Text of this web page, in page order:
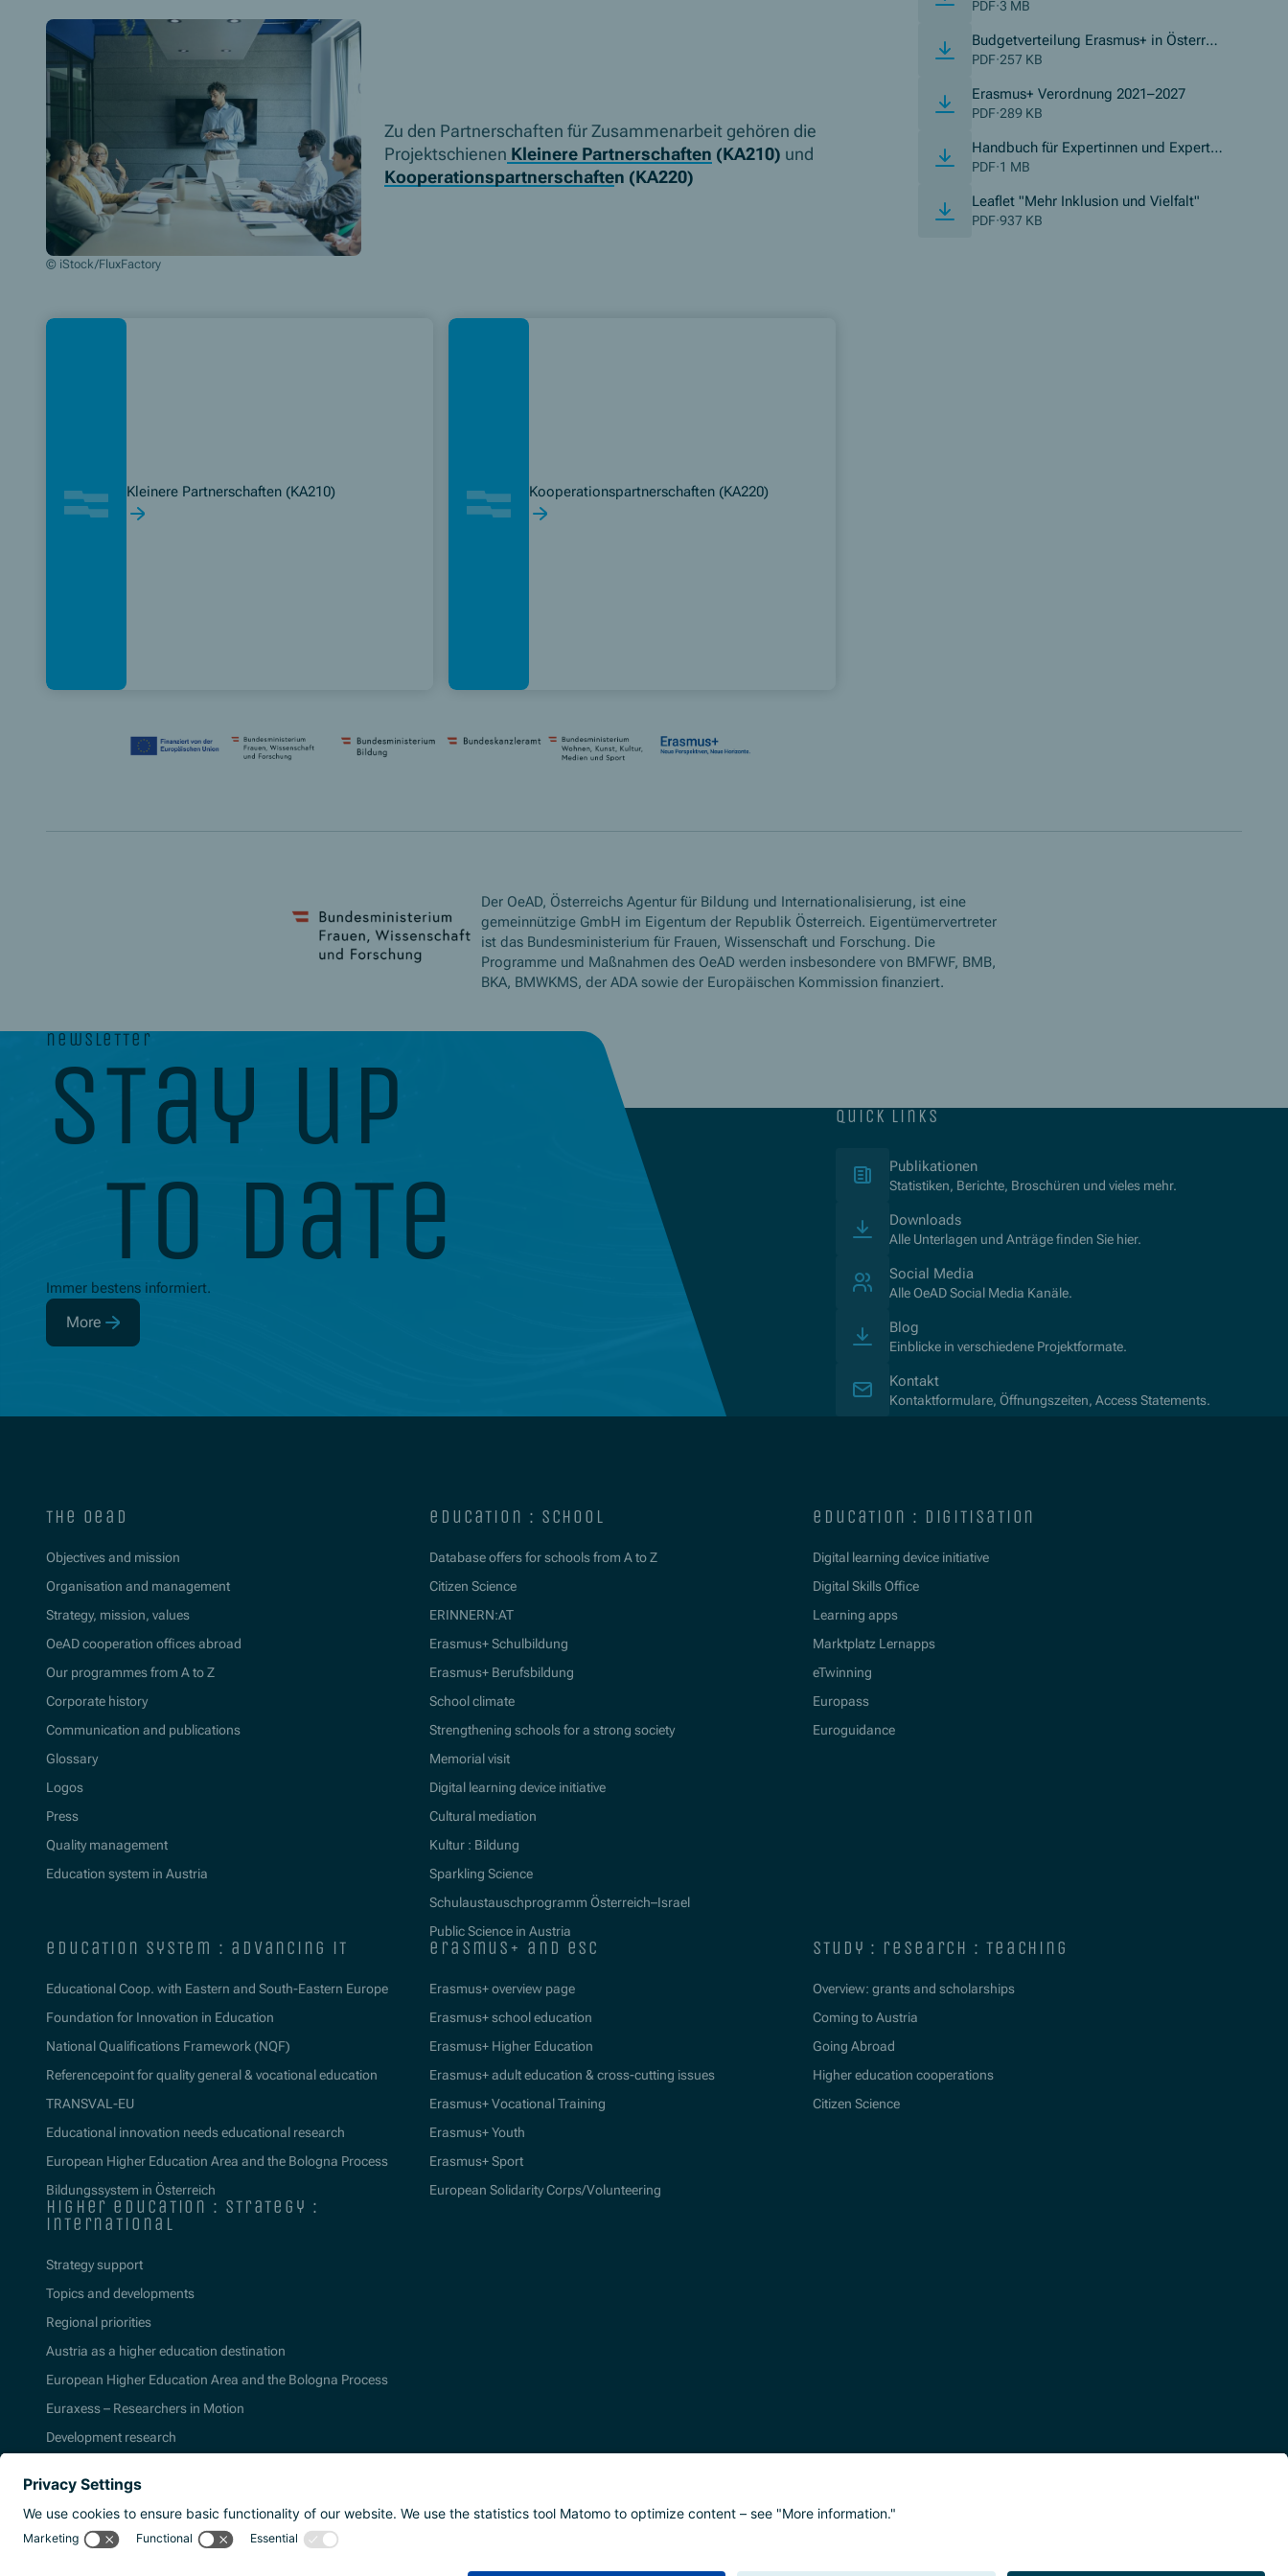
© iStock/FluxFactory
Zu den Partnerschaften für Zusammenarbeit gehören die
Projektschienen Kleinere Partnerschaften (KA210) und
Kooperationspartnerschaften (KA220)
Kleinere Partnerschaften (KA210) Kooperationspartnerschaften (KA220)
N)(Opens in new window)
PDF·3 MB
Budgetverteilung Erasmus+ in Österrei
ch Antragsjahr 2026
PDF·257 KB
Erasmus+ Verordnung 2021–2027(Opens in new
PDF·289 KB
Handbuch für Expertinnen und Experte
n(Opens in new window)
PDF·1 MB
Leaflet "Mehr Inklusion und Vielfalt"(Opens in
PDF·937 KB
Der OeAD, Österreichs Agentur für Bildung und Internationalisierung, ist eine
gemeinnützige GmbH im Eigentum der Republik Österreich. Eigentümervertreter
ist das Bundesministerium für Frauen, Wissenschaft und Forschung. Die
Programme und Maßnahmen des OeAD werden insbesondere von BMFWF, BMB,
BKA, BMWKMS, der ADA sowie der Europäischen Kommission finanziert.
newsletter
stay up
to date
Immer bestens informiert.
More
(Opens in new window)
quick links
Publikationen(Opens in new window)
Statistiken, Berichte, Broschüren und vieles mehr.
Downloads
Alle Unterlagen und Anträge finden Sie hier.
Social Media
Alle OeAD Social Media Kanäle.
Blog
Einblicke in verschiedene Projektformate.
Kontakt
Kontaktformulare, Öffnungszeiten, Access Statements.
the oead
Objectives and mission
Organisation and management
Strategy, mission, values
OeAD cooperation offices abroad
Our programmes from A to Z
Corporate history
Communication and publications
Glossary
Logos
Press
Quality management
Education system in Austria
education : school
Database offers for schools from A to Z
Citizen Science
ERINNERN:AT
Erasmus+ Schulbildung
Erasmus+ Berufsbildung
School climate
Strengthening schools for a strong society
Memorial visit
Digital learning device initiative
Cultural mediation
Kultur : Bildung
Sparkling Science
Schulaustauschprogramm Österreich–Israel
Public Science in Austria
education : digitisation
Digital learning device initiative
Digital Skills Office
Learning apps
Marktplatz Lernapps
eTwinning
Europass
Euroguidance
education system : advancing it
Educational Coop. with Eastern and South-Eastern Europe
Foundation for Innovation in Education
National Qualifications Framework (NQF)
Referencepoint for quality general & vocational education
TRANSVAL-EU
Educational innovation needs educational research
European Higher Education Area and the Bologna Process
Bildungssystem in Österreich
erasmus+ and esc
Erasmus+ overview page
Erasmus+ school education
Erasmus+ Higher Education
Erasmus+ adult education & cross-cutting issues
Erasmus+ Vocational Training
Erasmus+ Youth
Erasmus+ Sport
European Solidarity Corps/Volunteering
study : research : teaching
Overview: grants and scholarships
Coming to Austria
Going Abroad
Higher education cooperations
Citizen Science
higher education : strategy :
international
Strategy support
Topics and developments
Regional priorities
Austria as a higher education destination
European Higher Education Area and the Bologna Process
Euraxess – Researchers in Motion
Development research